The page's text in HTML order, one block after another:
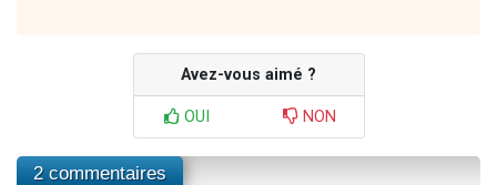
Avez-vous aimé ?
OUI NON
2 commentaires